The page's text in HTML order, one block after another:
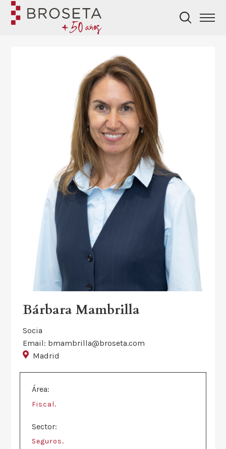
Bárbara Mambrilla
Socia
Email: bmambrilla@broseta.com
Madrid
Área:
Fiscal.
Sector:
Seguros.